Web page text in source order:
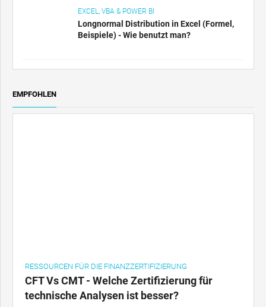
EXCEL, VBA & POWER BI
Longnormal Distribution in Excel (Formel,
Beispiele) - Wie benutzt man?
EMPFOHLEN
RESSOURCEN FÜR DIE FINANZZERTIFIZIERUNG
CFT Vs CMT - Welche Zertifizierung für
technische Analysen ist besser?